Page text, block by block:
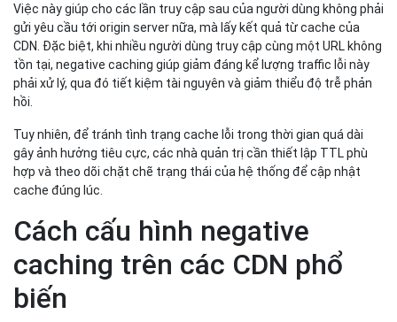
Việc này giúp cho các lần truy cập sau của người dùng không phải
gửi yêu cầu tới origin server nữa, mà lấy kết quả từ cache của
CDN. Đặc biệt, khi nhiều người dùng truy cập cùng một URL không
tồn tại, negative caching giúp giảm đáng kể lượng traffic lỗi này
phải xử lý, qua đó tiết kiệm tài nguyên và giảm thiểu độ trễ phản
hồi.
Tuy nhiên, để tránh tình trạng cache lỗi trong thời gian quá dài
gây ảnh hưởng tiêu cực, các nhà quản trị cần thiết lập TTL phù
hợp và theo dõi chặt chẽ trạng thái của hệ thống để cập nhật
cache đúng lúc.
Cách cấu hình negative
caching trên các CDN phổ
biến